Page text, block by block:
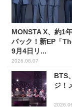
MONSTA X、約1
バック！新EP「
9月4日リ...
2026.08.07
BTS
ジ！